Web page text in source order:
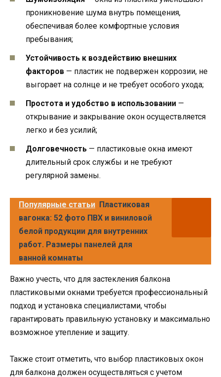
проникновение шума внутрь помещения,
обеспечивая более комфортные условия
пребывания;
Устойчивость к воздействию внешних
факторов — пластик не подвержен коррозии, не
выгорает на солнце и не требует особого ухода;
Простота и удобство в использовании —
открывание и закрывание окон осуществляется
легко и без усилий;
Долговечность — пластиковые окна имеют
длительный срок службы и не требуют
регулярной замены.
Популярные статьи Пластиковая
вагонка: 52 фото ПВХ и виниловой
белой продукции для внутренних
работ. Размеры панелей для
ванной комнаты
Важно учесть, что для застекления балкона
пластиковыми окнами требуется профессиональный
подход и установка специалистами, чтобы
гарантировать правильную установку и максимально
возможное утепление и защиту.
Также стоит отметить, что выбор пластиковых окон
для балкона должен осуществляться с учетом